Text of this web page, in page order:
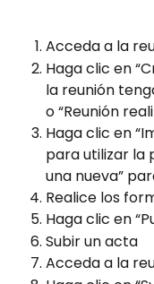
Acceda a la
Haga clic en
la reunión
o “Reunión
Haga clic en
para utilizar la
una nueva”
Realice los
Haga clic en
Subir un acta
Acceda a la